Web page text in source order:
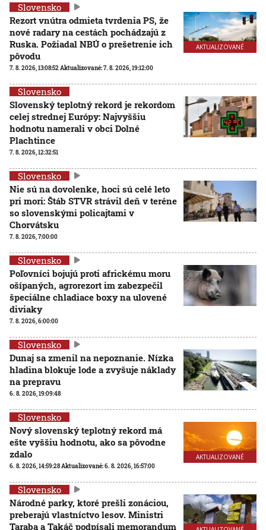
AKTUALIZOVANÉ
Slovensko
Rezort vnútra odmieta tvrdenia PS, že
nové radary na cestách pochádzajú z
Ruska. Požiadal NBÚ o prešetrenie ich
pôvodu
7. 8. 2026, 13:08:52Aktualizované:7. 8. 2026, 19:12:00
Slovensko
Slovenský teplotný rekord je rekordom
celej strednej Európy: Najvyššiu
hodnotu namerali v obci Dolné
Plachtince
7. 8. 2026, 12:32:51
Slovensko
Nie sú na dovolenke, hoci sú celé leto
pri mori: Štáb STVR strávil deň v teréne
so slovenskými policajtami v
Chorvátsku
7. 8. 2026, 7:00:00
Slovensko
Poľovníci bojujú proti africkému moru
ošípaných, agrorezort im zabezpečil
špeciálne chladiace boxy na ulovené
diviaky
7. 8. 2026, 6:00:00
Slovensko
Dunaj sa zmenil na nepoznanie. Nízka
hladina blokuje lode a zvyšuje náklady
na prepravu
6. 8. 2026, 19:09:48
AKTUALIZOVANÉ
Slovensko
Nový slovenský teplotný rekord má
ešte vyššiu hodnotu, ako sa pôvodne
zdalo
6. 8. 2026, 14:59:28Aktualizované:6. 8. 2026, 16:57:00
Slovensko
Národné parky, ktoré prešli zonáciou,
preberajú vlastníctvo lesov. Ministri
Taraba a Takáč podpísali memorandum